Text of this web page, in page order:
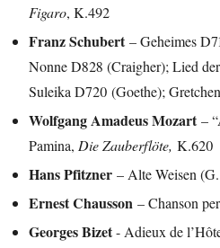
Figaro, K.492
Franz Schubert– Geheimes
Nonne D828 (Craigher); Lied
Suleika D720 (Goethe);
Wolfgang Amadeus Mozart–
Pamina, Die Zauberflöte, K.620
Hans Pfitzner – Alte Weisen
Ernest Chausson – Chanson
Georges Bizet- Adieux de